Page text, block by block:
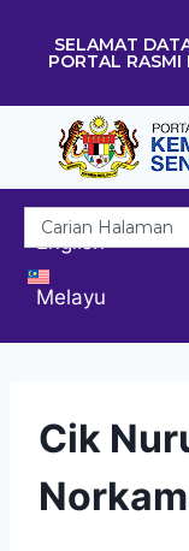
SELAMAT
PORTAL RASMI
English
Melayu
Cik